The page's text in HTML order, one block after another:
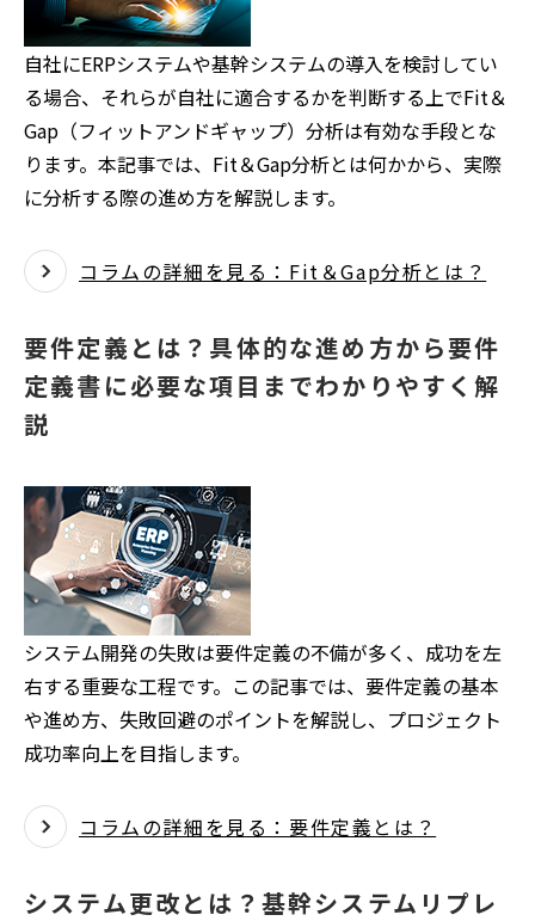
自社にERPシステムや基幹システムの導入を検討してい
る場合、それらが自社に適合するかを判断する上でFit＆
Gap（フィットアンドギャップ）分析は有効な手段とな
ります。本記事では、Fit＆Gap分析とは何かから、実際
に分析する際の進め方を解説します。
コラムの詳細を見る：Fit＆Gap分析とは？
要件定義とは？具体的な進め方から要件
定義書に必要な項目までわかりやすく解
説
システム開発の失敗は要件定義の不備が多く、成功を左
右する重要な工程です。この記事では、要件定義の基本
や進め方、失敗回避のポイントを解説し、プロジェクト
成功率向上を目指します。
コラムの詳細を見る：要件定義とは？
システム更改とは？基幹システムリプレ